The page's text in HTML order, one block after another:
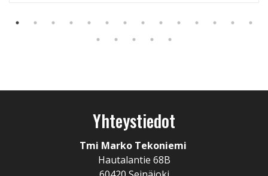
Yhteystiedot
Tmi Marko Tekoniemi
Hautalantie 68B